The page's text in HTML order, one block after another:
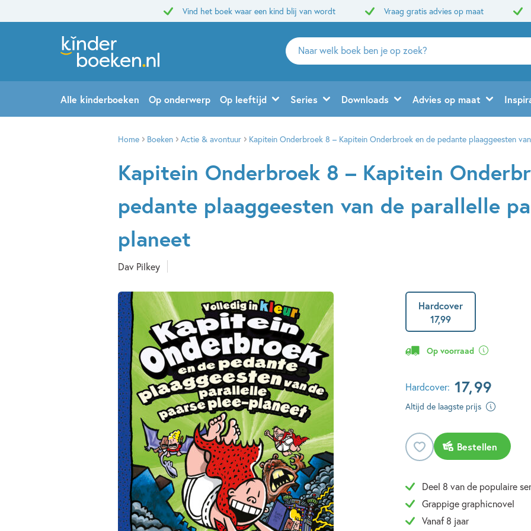
Vind het boek waar een kind blij van wordt Vraag gratis advies op maat
Zoeken
naar
en
uitgevers
Alle kinderboeken Op onderwerp Op leeftijd Series Downloads Advies op maat
Home Boeken Actie & avontuur Kapitein Onderbroek 8 – Kapitein Onderbroek en de pedante plaaggeesten
Kapitein Onderbroek 8 – Kapitein
pedante plaaggeesten van de parallelle
planeet
Dav Pilkey
Hardcover
17,99
Op voorraad
Hardcover: 17,99
Altijd de laagste prijs
Bestellen
Deel 8 van de populaire
Grappige graphicnovel
Vanaf 8 jaar